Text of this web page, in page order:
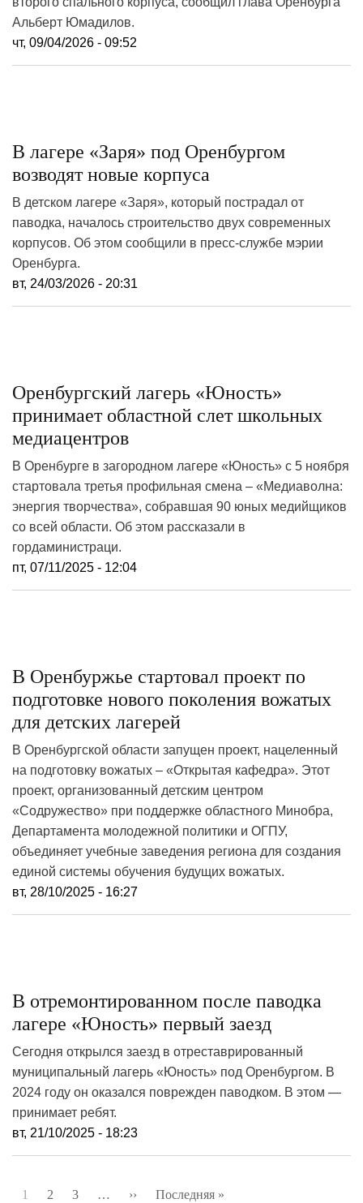
Альберт Юмадилов.
чт, 09/04/2026 - 09:52
В лагере «Заря» под Оренбургом
возводят новые корпуса
В детском лагере «Заря», который пострадал от
паводка, началось строительство двух современных
корпусов. Об этом сообщили в пресс-службе мэрии
Оренбурга.
вт, 24/03/2026 - 20:31
Оренбургский лагерь «Юность»
принимает областной слет школьных
медиацентров
В Оренбурге в загородном лагере «Юность» с 5 ноября
стартовала третья профильная смена – «Медиаволна:
энергия творчества», собравшая 90 юных медийщиков
со всей области. Об этом рассказали в
гордаминистраци.
пт, 07/11/2025 - 12:04
В Оренбуржье стартовал проект по
подготовке нового поколения вожатых
для детских лагерей
В Оренбургской области запущен проект, нацеленный
на подготовку вожатых – «Открытая кафедра». Этот
проект, организованный детским центром
«Содружество» при поддержке областного Минобра,
Департамента молодежной политики и ОГПУ,
объединяет учебные заведения региона для создания
единой системы обучения будущих вожатых.
вт, 28/10/2025 - 16:27
В отремонтированном после паводка
лагере «Юность» первый заезд
Сегодня открылся заезд в отреставрированный
муниципальный лагерь «Юность» под Оренбургом. В
2024 году он оказался поврежден паводком. В этом —
принимает ребят.
вт, 21/10/2025 - 18:23
Нумерация
1 2 3 … ›› Следующая
Последняя »